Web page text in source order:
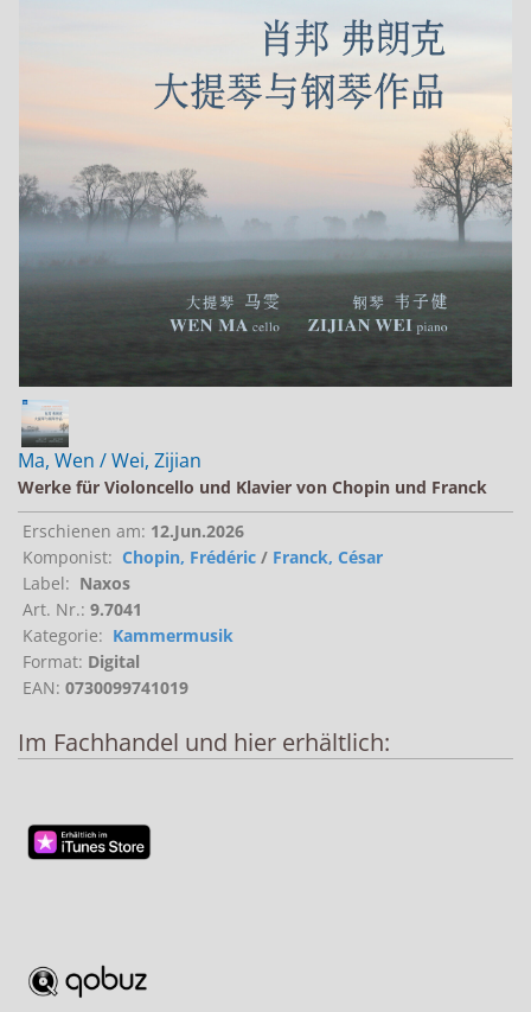
Naxos Deutschland Blog
Ma, Wen / Wei, Zijian
Werke für Violoncello und Klavier von Chopin und Franck
Erschienen am: 12.Jun.2026
Komponist: Chopin, Frédéric / Franck, César
Label: Naxos
Art. Nr.: 9.7041
Kategorie: Kammermusik
Format: Digital
EAN: 0730099741019
Im Fachhandel und hier erhältlich: